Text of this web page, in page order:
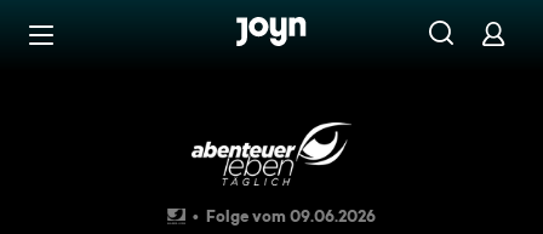
Zum Inhalt springen
Mexiko auf dem Teller –
Folge vom 09.06.2026